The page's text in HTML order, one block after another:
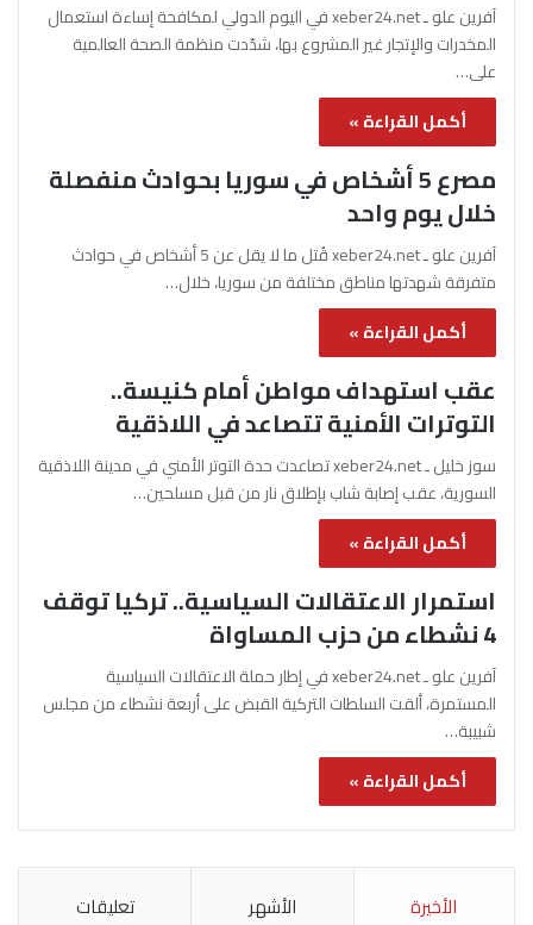
آفرين علو ـ xeber24.net في اليوم الدولي لمكافحة إساءة استعمال
المخدرات والإتجار غير المشروع بها، شدّدت منظمة الصحة العالمية
على…
أكمل القراءة »
مصرع 5 أشخاص في سوريا بحوادث منفصلة
خلال يوم واحد
آفرين علو ـ xeber24.net قُتل ما لا يقل عن 5 أشخاص في حوادث
متفرقة شهدتها مناطق مختلفة من سوريا، خلال…
أكمل القراءة »
عقب استهداف مواطن أمام كنيسة..
التوترات الأمنية تتصاعد في اللاذقية
سوز خليل ـ xeber24.net تصاعدت حدة التوتر الأمني في مدينة اللاذقية
السورية، عقب إصابة شاب بإطلاق نار من قبل مسلحين…
أكمل القراءة »
استمرار الاعتقالات السياسية.. تركيا توقف
4 نشطاء من حزب المساواة
آفرين علو ـ xeber24.net في إطار حملة الاعتقالات السياسية
المستمرة، ألقت السلطات التركية القبض على أربعة نشطاء من مجلس
شبيبة…
أكمل القراءة »
الأخيرة الأشهر تعليقات